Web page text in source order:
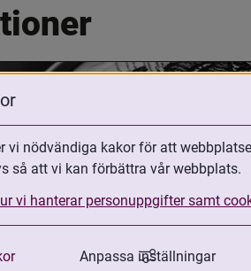
vi nödvändiga kakor för att
så att vi kan förbättra vår webbplats.
vi hanterar personuppgifter samt
Anpassa inställningar